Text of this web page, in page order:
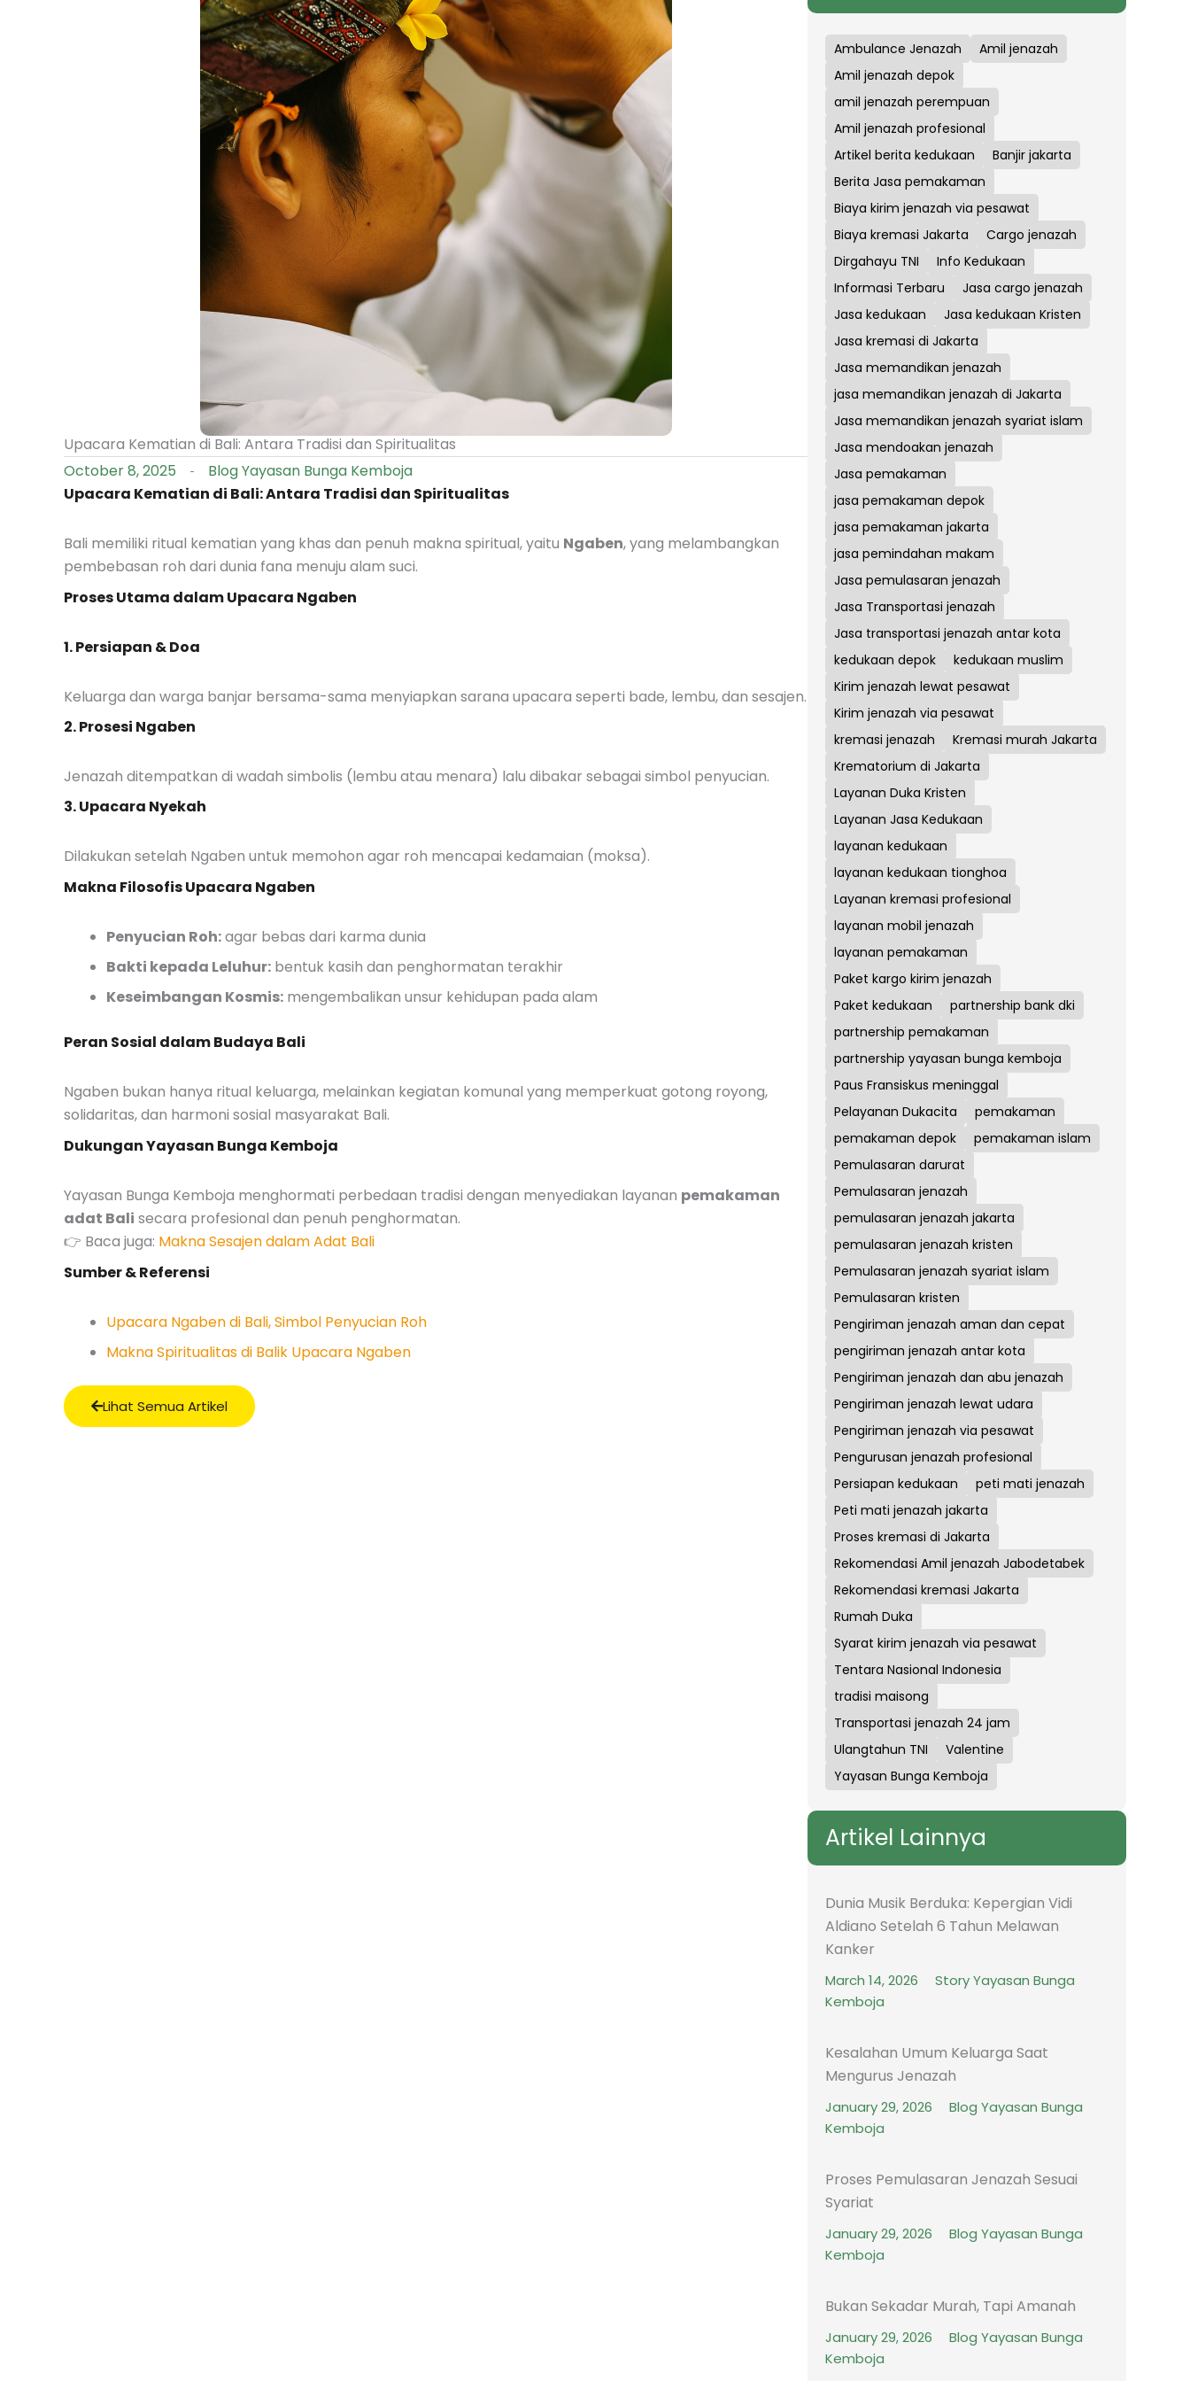
Upacara Kematian di Bali: Antara Tradisi dan Spiritualitas
October 8, 2025
Blog Yayasan Bunga Kemboja
Upacara Kematian di Bali: Antara Tradisi dan Spiritualitas
Bali memiliki ritual kematian yang khas dan penuh makna spiritual, yaitu Ngaben, yang melambangkan
pembebasan roh dari dunia fana menuju alam suci.
Proses Utama dalam Upacara Ngaben
1. Persiapan & Doa
Keluarga dan warga banjar bersama-sama menyiapkan sarana upacara seperti bade, lembu, dan sesajen.
2. Prosesi Ngaben
Jenazah ditempatkan di wadah simbolis (lembu atau menara) lalu dibakar sebagai simbol penyucian.
3. Upacara Nyekah
Dilakukan setelah Ngaben untuk memohon agar roh mencapai kedamaian (moksa).
Makna Filosofis Upacara Ngaben
Penyucian Roh:agar bebas dari karma dunia
Bakti kepada Leluhur: bentuk kasih dan penghormatan terakhir
Keseimbangan Kosmis: mengembalikan unsur kehidupan pada alam
Peran Sosial dalam Budaya Bali
Ngaben bukan hanya ritual keluarga, melainkan kegiatan komunal yang memperkuat gotong royong,
solidaritas, dan harmoni sosial masyarakat Bali.
Dukungan Yayasan Bunga Kemboja
Yayasan Bunga Kemboja menghormati perbedaan tradisi dengan menyediakan layanan pemakaman
adat Bali secara profesional dan penuh penghormatan.
👉 Baca juga: Makna Sesajen dalam Adat Bali
Sumber & Referensi
Upacara Ngaben di Bali, Simbol Penyucian Roh
Makna Spiritualitas di Balik Upacara Ngaben
Lihat Semua Artikel
Ambulance Jenazah
Amil jenazah
Amil jenazah depok
amil jenazah perempuan
Amil jenazah profesional
Artikel berita kedukaan
Banjir jakarta
Berita Jasa pemakaman
Biaya kirim jenazah via pesawat
Biaya kremasi Jakarta
Cargo jenazah
Dirgahayu TNI
Info Kedukaan
Informasi Terbaru
Jasa cargo jenazah
Jasa kedukaan
Jasa kedukaan Kristen
Jasa kremasi di Jakarta
Jasa memandikan jenazah
jasa memandikan jenazah di Jakarta
Jasa memandikan jenazah syariat islam
Jasa mendoakan jenazah
Jasa pemakaman
jasa pemakaman depok
jasa pemakaman jakarta
jasa pemindahan makam
Jasa pemulasaran jenazah
Jasa Transportasi jenazah
Jasa transportasi jenazah antar kota
kedukaan depok
kedukaan muslim
Kirim jenazah lewat pesawat
Kirim jenazah via pesawat
kremasi jenazah
Kremasi murah Jakarta
Krematorium di Jakarta
Layanan Duka Kristen
Layanan Jasa Kedukaan
layanan kedukaan
layanan kedukaan tionghoa
Layanan kremasi profesional
layanan mobil jenazah
layanan pemakaman
Paket kargo kirim jenazah
Paket kedukaan
partnership bank dki
partnership pemakaman
partnership yayasan bunga kemboja
Paus Fransiskus meninggal
Pelayanan Dukacita
pemakaman
pemakaman depok
pemakaman islam
Pemulasaran darurat
Pemulasaran jenazah
pemulasaran jenazah jakarta
pemulasaran jenazah kristen
Pemulasaran jenazah syariat islam
Pemulasaran kristen
Pengiriman jenazah aman dan cepat
pengiriman jenazah antar kota
Pengiriman jenazah dan abu jenazah
Pengiriman jenazah lewat udara
Pengiriman jenazah via pesawat
Pengurusan jenazah profesional
Persiapan kedukaan
peti mati jenazah
Peti mati jenazah jakarta
Proses kremasi di Jakarta
Rekomendasi Amil jenazah Jabodetabek
Rekomendasi kremasi Jakarta
Rumah Duka
Syarat kirim jenazah via pesawat
Tentara Nasional Indonesia
tradisi maisong
Transportasi jenazah 24 jam
Ulangtahun TNI
Valentine
Yayasan Bunga Kemboja
Artikel Lainnya
Dunia Musik Berduka: Kepergian Vidi
Aldiano Setelah 6 Tahun Melawan
Kanker
March 14, 2026
Story Yayasan Bunga
Kemboja
Kesalahan Umum Keluarga Saat
Mengurus Jenazah
January 29, 2026
Blog Yayasan Bunga
Kemboja
Proses Pemulasaran Jenazah Sesuai
Syariat
January 29, 2026
Blog Yayasan Bunga
Kemboja
Bukan Sekadar Murah, Tapi Amanah
January 29, 2026
Blog Yayasan Bunga
Kemboja